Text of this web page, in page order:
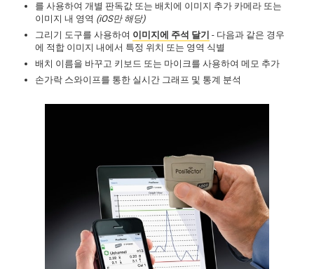
를 사용하여 개별 판독값 또는 배치에 이미지 추가 카메라 또는
이미지 내 영역 (iOS만 해당)
그리기 도구를 사용하여 이미지에 주석 달기 - 다음과 같은 경우
에 적합 이미지 내에서 특정 위치 또는 영역 식별
배치 이름을 바꾸고 키보드 또는 마이크를 사용하여 메모 추가
손가락 스와이프를 통한 실시간 그래프 및 통계 분석